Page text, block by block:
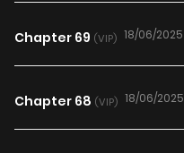
Chapter 69 (VIP) 18/06/2025
Chapter 68 (VIP) 18/06/2025